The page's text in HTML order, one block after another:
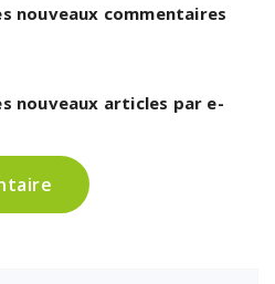
nouveaux commentaires
nouveaux articles par e-